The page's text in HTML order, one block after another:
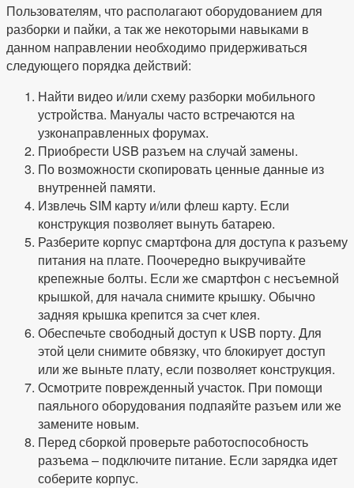
Пользователям, что располагают оборудованием для
разборки и пайки, а так же некоторыми навыками в
данном направлении необходимо придерживаться
следующего порядка действий:
Найти видео и/или схему разборки мобильного
устройства. Мануалы часто встречаются на
узконаправленных форумах.
Приобрести USB разъем на случай замены.
По возможности скопировать ценные данные из
внутренней памяти.
Извлечь SIM карту и/или флеш карту. Если
конструкция позволяет вынуть батарею.
Разберите корпус смартфона для доступа к разъему
питания на плате. Поочередно выкручивайте
крепежные болты. Если же смартфон с несъемной
крышкой, для начала снимите крышку. Обычно
задняя крышка крепится за счет клея.
Обеспечьте свободный доступ к USB порту. Для
этой цели снимите обвязку, что блокирует доступ
или же выньте плату, если позволяет конструкция.
Осмотрите поврежденный участок. При помощи
паяльного оборудования подпаяйте разъем или же
замените новым.
Перед сборкой проверьте работоспособность
разъема – подключите питание. Если зарядка идет
соберите корпус.